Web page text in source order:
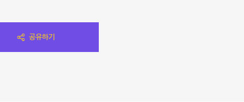
공유하기